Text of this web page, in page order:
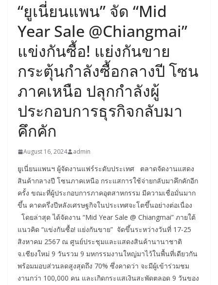
“ยูเนี่ยนแพน” จัด “Mid
Year Sale @Chiangmai”
แข่งกันซื้อ! แย่งกันขาย
กระตุ้นกำลังซื้อกลางปี โซน
ภาคเหนือ ปลุกกำลังผู้
ประกอบการธุรกิจกลับมา
คึกคัก
August 16, 2024 admin
ยูเนี่ยนแพนฯ ผู้จัดงานแฟร์ระดับประเทศ ตลาดจัดงานแสดง
สินค้ากลางปี โซนภาคเหนือ กระแสการใช้จ่ายกลับมาคึกคักอีก
ครั้ง ขณะที่ผู้ประกอบการภาคอุตสาหกรรม มีความเชื่อมั่นมาก
ขึ้น คาดครึ่งปีหลังเศรษฐกิจในประเทศจะโตขึ้นอย่างต่อเนื่อง
โดยล่าสุด ได้จัดงาน “Mid Year Sale @ Chiangmai” ภายใต้
แนวคิด “แข่งกันซื้อ! แย่งกันขาย” จัดขึ้นระหว่างวันที่ 17-25
สิงหาคม 2567 ณ ศูนย์ประชุมและแสดงสินค้านานาชาติ
จ.เชียงใหม่ 9 วันรวม 9 มหกรรมงานใหญ่มาไว้ในพื้นที่เดียวกัน
พร้อมมอบส่วนลดสูงสุดถึง 70% ซึ่งคาดว่า จะมีผู้เข้าร่วมชม
งานกว่า 100,000 คน และเกิดกระแสเงินสะพัดตลอด 9 วันของ